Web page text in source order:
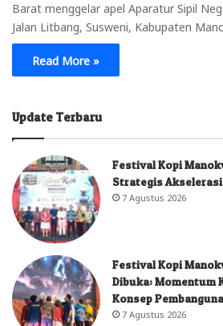
Barat menggelar apel Aparatur Sipil
Jalan Litbang, Susweni, Kabupaten
Read More »
Update Terbaru
Festival Kopi
Strategis
7 Agustus 2026
Festival Kopi
Dibuka: Momentum
Konsep
7 Agustus 2026